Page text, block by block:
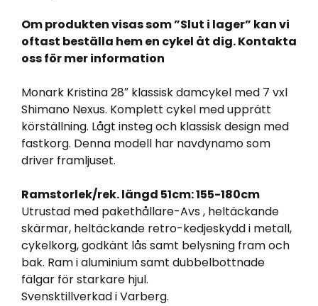
Om produkten visas som ”Slut i lager” kan vi
oftast beställa hem en cykel åt dig. Kontakta
oss för mer information
Monark Kristina 28″ klassisk damcykel med 7 vxl
Shimano Nexus. Komplett cykel med upprätt
körställning. Lågt insteg och klassisk design med
fastkorg. Denna modell har navdynamo som
driver framljuset.
Ramstorlek/rek. längd 51cm: 155-180cm
Utrustad med pakethållare-Avs , heltäckande
skärmar, heltäckande retro-kedjeskydd i metall,
cykelkorg, godkänt lås samt belysning fram och
bak. Ram i aluminium samt dubbelbottnade
fälgar för starkare hjul.
Svensktillverkad i Varberg.